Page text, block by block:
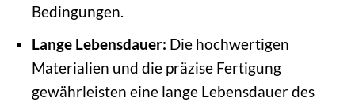
Bedingungen.
Lange Lebensdauer: Die hochwertigen
Materialien und die präzise Fertigung
gewährleisten eine lange Lebensdauer des